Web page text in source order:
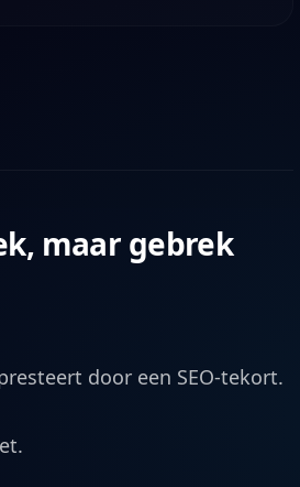
maar gebrek
door een SEO-tekort.